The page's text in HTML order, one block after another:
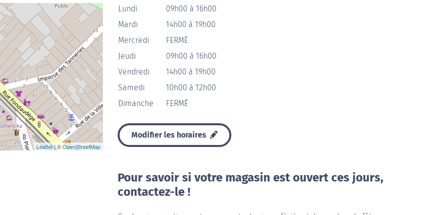
Leaflet| ©OpenStreetMap
Lundi
09h00 à 16h00
Mardi
14h00 à 19h00
Mercredi
FERMÉ
Jeudi
09h00 à 16h00
Vendredi
14h00 à 19h00
Samedi
10h00 à 12h00
Dimanche
FERMÉ
Modifier les horaires
Pour savoir si votre magasin est ouvert ces jours,
contactez-le !